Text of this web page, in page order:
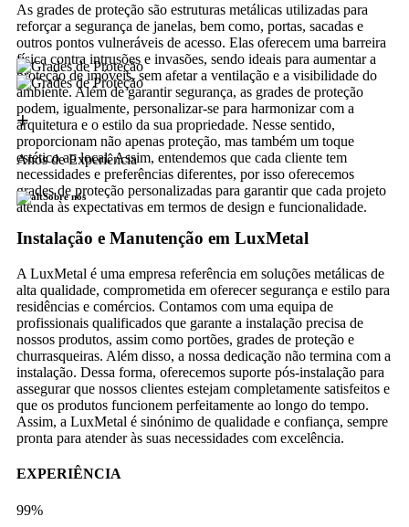
As grades de proteção são estruturas metálicas utilizadas para
reforçar a segurança de janelas, bem como, portas, sacadas e
outros pontos vulneráveis de acesso. Elas oferecem uma barreira
física contra intrusões e invasões, sendo ideais para aumentar a
proteção de imóveis, sem afetar a ventilação e a visibilidade do
ambiente. Além de garantir segurança, as grades de proteção
podem, igualmente, personalizar-se para harmonizar com a
arquitetura e o estilo da sua propriedade. Nesse sentido,
proporcionam não apenas proteção, mas também um toque
estético ao local. Assim, entendemos que cada cliente tem
necessidades e preferências diferentes, por isso oferecemos
grades de proteção personalizadas para garantir que cada projeto
atenda às expectativas em termos de design e funcionalidade.
+
Anos de Experiência
Sobre nós
Instalação e Manutenção em LuxMetal
A LuxMetal é uma empresa referência em soluções metálicas de
alta qualidade, comprometida em oferecer segurança e estilo para
residências e comércios. Contamos com uma equipa de
profissionais qualificados que garante a instalação precisa de
nossos produtos, assim como portões, grades de proteção e
churrasqueiras. Além disso, a nossa dedicação não termina com a
instalação. Dessa forma, oferecemos suporte pós-instalação para
assegurar que nossos clientes estejam completamente satisfeitos e
que os produtos funcionem perfeitamente ao longo do tempo.
Assim, a LuxMetal é sinónimo de qualidade e confiança, sempre
pronta para atender às suas necessidades com excelência.
EXPERIÊNCIA
99%